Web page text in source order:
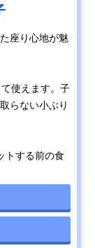
座り心地が魅
使えます。子
らない小ぶり
トする前の食